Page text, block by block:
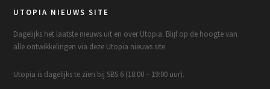
UTOPIA NIEUWS SITE
Dagelijks het laatste nieuws uit en over Utopia. Blijf op de hoogte van
alle ontwikkelingen via deze Utopia nieuws site.
Utopia is dagelijks te zien bij SBS 6 (18:00 – 19:00 uur).